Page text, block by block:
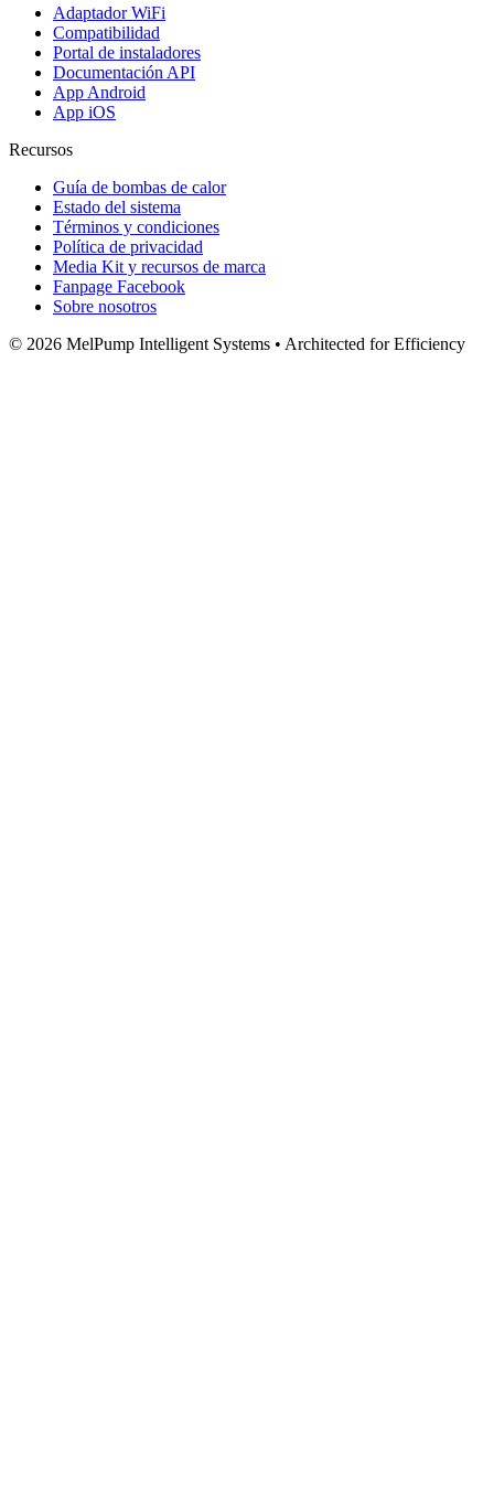
Adaptador WiFi
Compatibilidad
Portal de instaladores
Documentación API
App Android
App iOS
Recursos
Guía de bombas de calor
Estado del sistema
Términos y condiciones
Política de privacidad
Media Kit y recursos de marca
Fanpage Facebook
Sobre nosotros
© 2026 MelPump Intelligent Systems • Architected for Efficiency